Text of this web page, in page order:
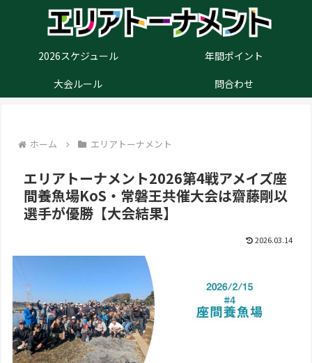
2026スケジュール
年間ポイント
大会ルール
問合わせ
ホーム エリアトーナメント
エリアトーナメント2026第4戦アメイズ座
間養魚場KoS・常磐王共催大会は齋藤剛以
選手が優勝【大会結果】
2026.03.14